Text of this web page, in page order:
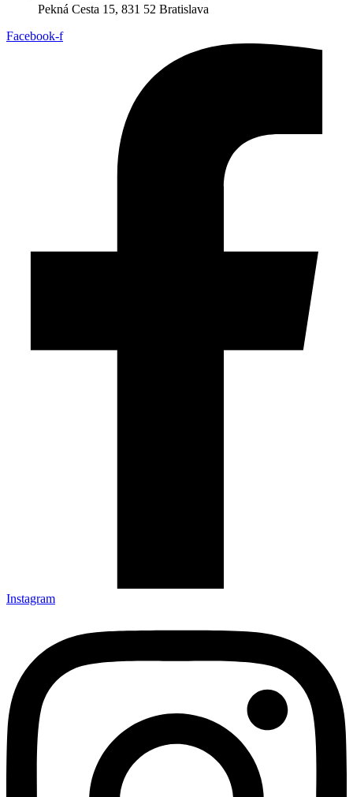
Pekná Cesta 15, 831 52 Bratislava
Facebook-f
Instagram